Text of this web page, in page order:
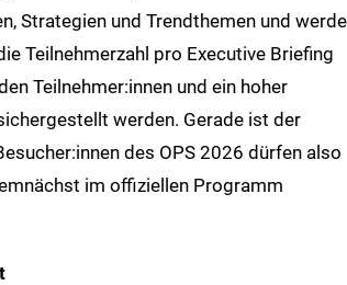
Strategien und Trendthemen und
Teilnehmerzahl pro Executive Briefing
Teilnehmer:innen und ein hoher
werden. Gerade ist der
des OPS 2026 dürfen also
im offiziellen Programm